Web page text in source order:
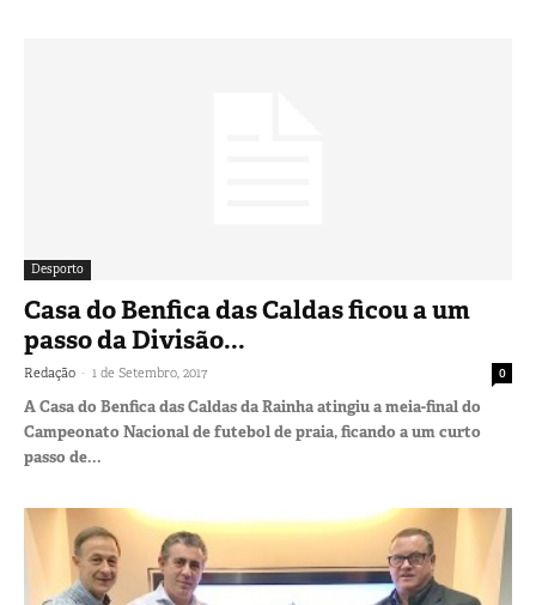
Desporto
Casa do Benfica das Caldas ficou a um
passo da Divisão...
Redação - 1 de Setembro, 2017 0
A Casa do Benfica das Caldas da Rainha atingiu a meia-final do
Campeonato Nacional de futebol de praia, ficando a um curto
passo de...